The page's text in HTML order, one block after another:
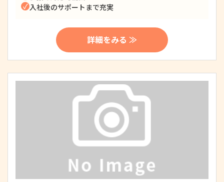
入社後のサポートまで充実
詳細をみる ≫